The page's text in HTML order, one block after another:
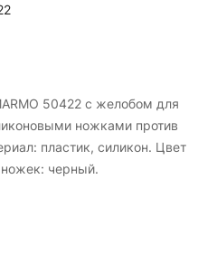
50422 с желобом для
ножками против
пластик, силикон. Цвет
ножек: черный.